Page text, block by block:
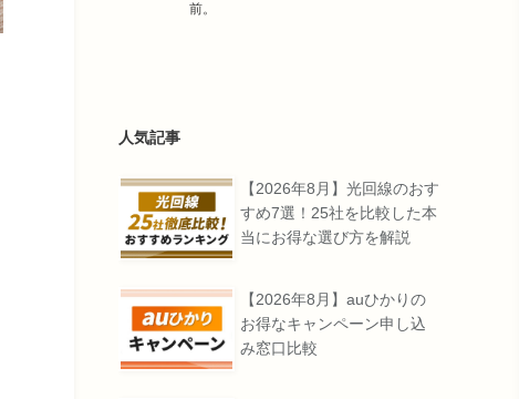
前。
人気記事
【2026年8月】光回線のおす
すめ7選！25社を比較した本
当にお得な選び方を解説
【2026年8月】auひかりの
お得なキャンペーン申し込
み窓口比較